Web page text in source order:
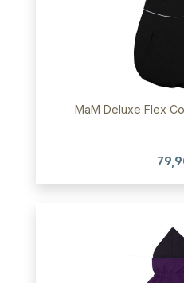
MaM Deluxe Flex